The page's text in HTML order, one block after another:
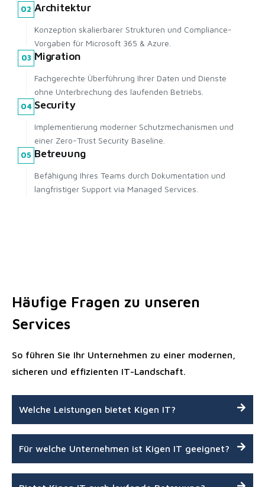
02 Architektur
Konzeption skalierbarer Strukturen und Compliance-
Vorgaben für Microsoft 365 & Azure.
03 Migration
Fachgerechte Überführung Ihrer Daten und Dienste
ohne Unterbrechung des laufenden Betriebs.
04 Security
Implementierung moderner Schutzmechanismen und
einer Zero-Trust Security Baseline.
05 Betreuung
Befähigung Ihres Teams durch Dokumentation und
langfristiger Support via Managed Services.
Häufige Fragen zu unseren
Services
So führen Sie Ihr Unternehmen zu einer modernen,
sicheren und effizienten IT-Landschaft.
Welche Leistungen bietet Kigen IT?
Für welche Unternehmen ist Kigen IT geeignet?